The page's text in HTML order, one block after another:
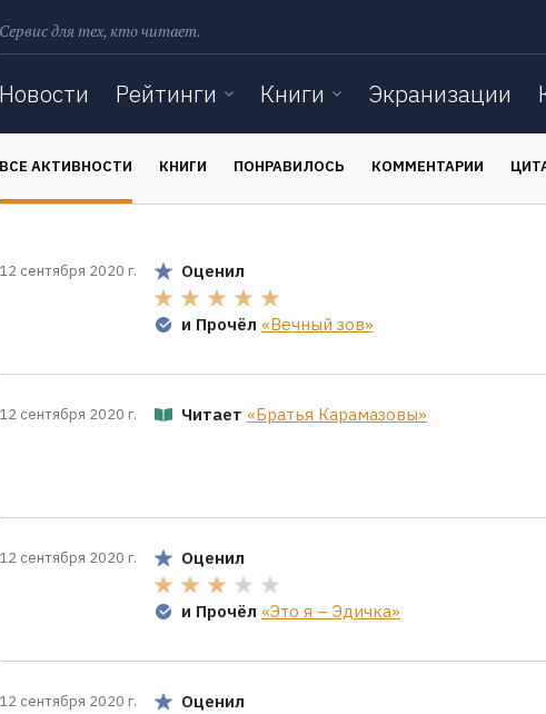
Сервис для тех, кто читает.
Новости Рейтинги Книги Экранизации
ВСЕ АКТИВНОСТИ КНИГИ ПОНРАВИЛОСЬ КОММЕНТАРИИ
12 сентября 2020 г. Оценил
и Прочёл «Вечный зов»
12 сентября 2020 г. Читает «Братья Карамазовы»
12 сентября 2020 г. Оценил
и Прочёл «Это я – Эдичка»
12 сентября 2020 г. Оценил